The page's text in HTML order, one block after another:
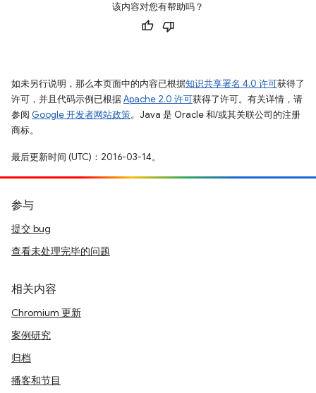
该内容对您有帮助吗？
如未另行说明，那么本页面中的内容已根据知识共享署名 4.0 许可获得了
许可，并且代码示例已根据Apache 2.0 许可获得了许可。有关详情，请
参阅 Google 开发者网站政策。Java 是 Oracle 和/或其关联公司的注册
商标。
最后更新时间 (UTC)：2016-03-14。
参与
提交 bug
查看未处理完毕的问题
相关内容
Chromium 更新
案例研究
归档
播客和节目